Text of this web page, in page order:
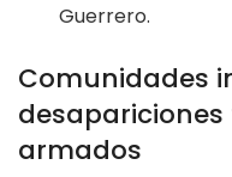
Guerrero.
Comunidades
armados